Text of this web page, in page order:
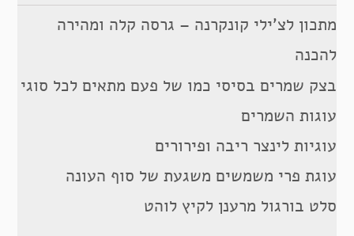
מתכון לצ’ילי קונקרנה – גרסה קלה ומהירה
להכנה
בצק שמרים בסיסי כמו של פעם מתאים לכל סוגי
עוגות השמרים
עוגיות לינצר ריבה ופירורים
עוגת פרי משמשים משגעת של סוף העונה
סלט בורגול מרענן לקיץ לוהט